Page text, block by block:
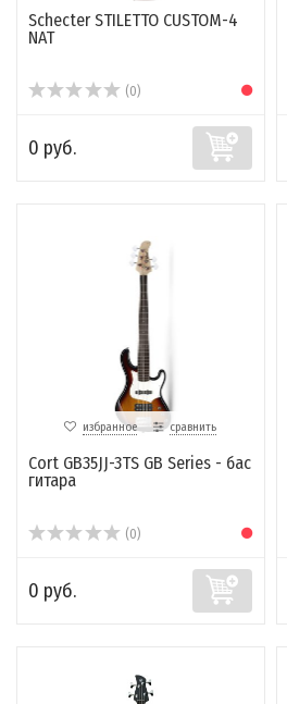
Schecter STILETTO CUSTOM-4
NAT
(0)
0 руб.
избранное сравнить
Cort GB35JJ-3TS GB Series - бас
гитара
(0)
0 руб.